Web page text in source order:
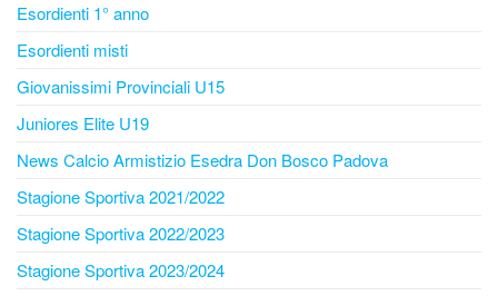
Esordienti 1° anno
Esordienti misti
Giovanissimi Provinciali U15
Juniores Elite U19
News Calcio Armistizio Esedra Don Bosco Padova
Stagione Sportiva 2021/2022
Stagione Sportiva 2022/2023
Stagione Sportiva 2023/2024